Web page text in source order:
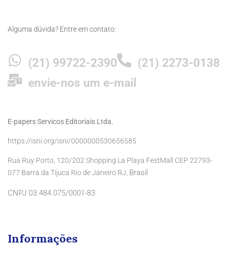
Alguma dúvida? Entre em contato:
(21) 99722-2390
(21) 2273-0138
envie-nos um e-mail
E-papers Servicos Editoriais Ltda.
https://isni.org/isni/0000000530656585
Rua Ruy Porto, 120/202 Shopping La Playa FestMall CEP 22793-
077 Barra da Tijuca Rio de Janeiro RJ, Brasil
CNPJ 03.484.075/0001-83
Informações